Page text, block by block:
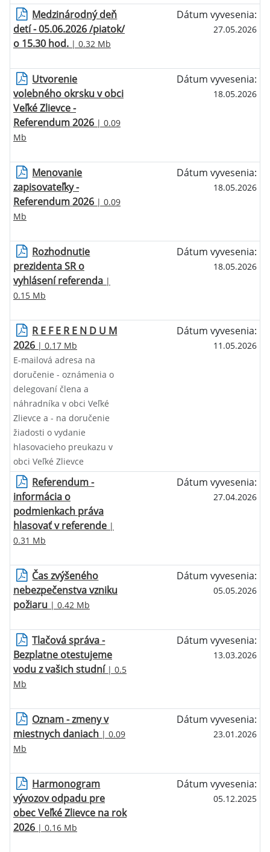
Medzinárodný deň
detí - 05.06.2026 /piatok/
o 15.30 hod. | 0.32 Mb
Dátum vyvesenia:
27.05.2026
Utvorenie
volebného okrsku v obci
Veľké Zlievce -
Referendum 2026 | 0.09
Mb
Dátum vyvesenia:
18.05.2026
Menovanie
zapisovateľky -
Referendum 2026 | 0.09
Mb
Dátum vyvesenia:
18.05.2026
Rozhodnutie
prezidenta SR o
vyhlásení referenda |
0.15 Mb
Dátum vyvesenia:
18.05.2026
R E F E R E N D U M
2026 | 0.17 Mb
Dátum vyvesenia:
11.05.2026
E-mailová adresa na
doručenie - oznámenia o
delegovaní člena a
náhradníka v obci Veľké
Zlievce a - na doručenie
žiadosti o vydanie
hlasovacieho preukazu v
obci Veľké Zlievce
Referendum -
informácia o
podmienkach práva
hlasovať v referende |
0.31 Mb
Dátum vyvesenia:
27.04.2026
Čas zvýšeného
nebezpečenstva vzniku
požiaru | 0.42 Mb
Dátum vyvesenia:
05.05.2026
Tlačová správa -
Bezplatne otestujeme
vodu z vašich studní | 0.5
Mb
Dátum vyvesenia:
13.03.2026
Oznam - zmeny v
miestnych daniach | 0.09
Mb
Dátum vyvesenia:
23.01.2026
Harmonogram
vývozov odpadu pre
obec Veľké Zlievce na rok
2026 | 0.16 Mb
Dátum vyvesenia:
05.12.2025